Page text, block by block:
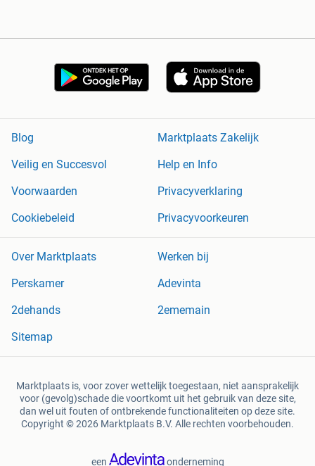
Blog
Marktplaats Zakelijk
Veilig en Succesvol
Help en Info
Voorwaarden
Privacyverklaring
Cookiebeleid
Privacyvoorkeuren
Over Marktplaats
Werken bij
Perskamer
Adevinta
2dehands
2ememain
Sitemap
Marktplaats is, voor zover wettelijk toegestaan, niet aansprakelijk
voor (gevolg)schade die voortkomt uit het gebruik van deze site,
dan wel uit fouten of ontbrekende functionaliteiten op deze site.
Copyright © 2026 Marktplaats B.V. Alle rechten voorbehouden.
een onderneming